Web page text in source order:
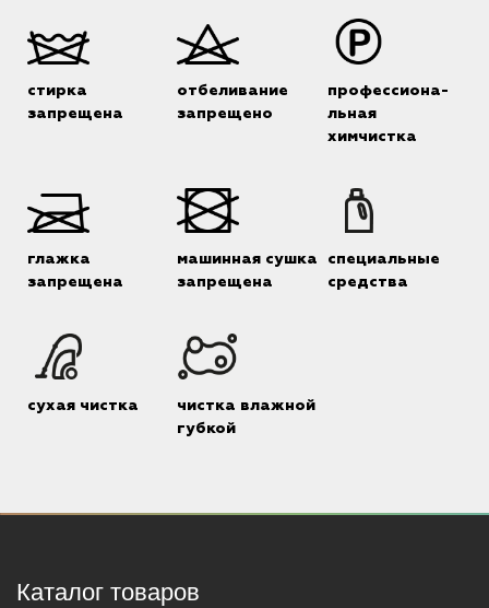
стирка
запрещена
отбеливание
запрещено
профессиона-
льная
химчистка
глажка
запрещена
машинная сушка
запрещена
специальные
средства
сухая чистка
чистка влажной
губкой
Каталог товаров